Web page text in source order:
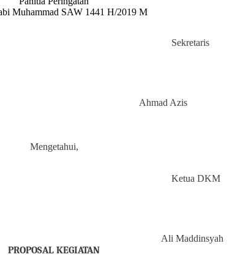
Muhammad SAW 1441 H/2019 M
Sekretaris
Ahmad Azis
Mengetahui,
Ketua DKM
Ali Maddinsyah
PROPOSAL KEGIATAN